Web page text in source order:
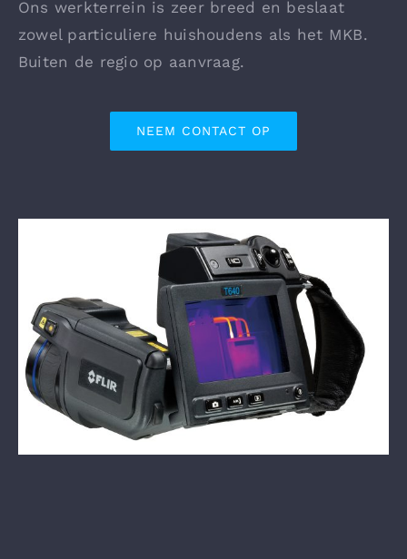
Ons werkterrein is zeer breed en beslaat
zowel particuliere huishoudens als het MKB.
Buiten de regio op aanvraag.
NEEM CONTACT OP